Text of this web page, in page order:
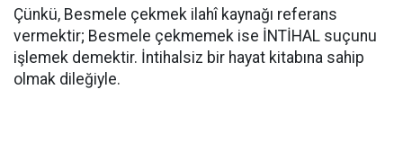
Çünkü, Besmele çekmek ilahî kaynağı referans
vermektir; Besmele çekmemek ise İNTİHAL suçunu
işlemek demektir. İntihalsiz bir hayat kitabına sahip
olmak dileğiyle.